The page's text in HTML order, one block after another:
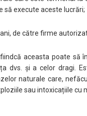
să execute aceste lucrări;
de către firme
aceasta poate să
dvs. și a celor dragi.
naturale care,
sau intoxicațiile cu